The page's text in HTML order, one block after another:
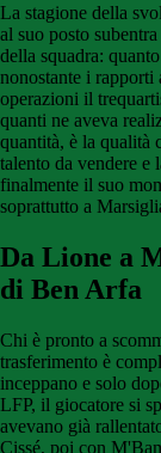
La stagione della
al suo posto subentra
della squadra:
nonostante i
operazioni il
quanti ne aveva
quantità, è la qualità
talento da vendere e
finalmente il suo
soprattutto a
Da Lione a
di Ben Arfa
Chi è pronto a
trasferimento è
inceppano e solo
LFP, il giocatore si
avevano già
Cissé, poi con